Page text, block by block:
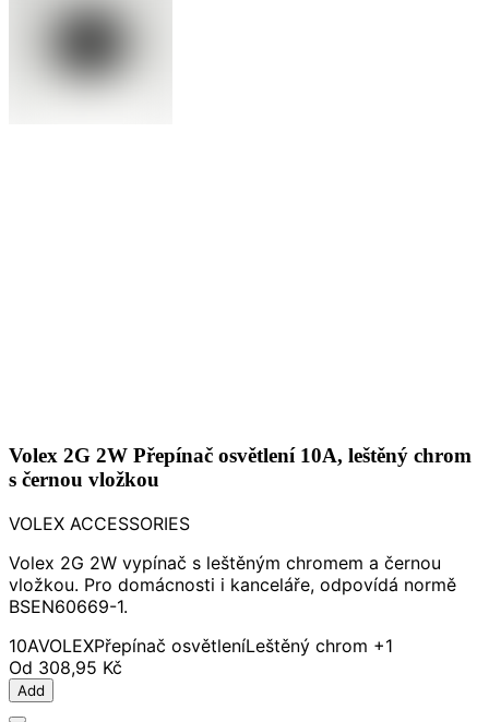
Volex 2G 2W Přepínač osvětlení 10A, leštěný chrom
s černou vložkou
VOLEX ACCESSORIES
Volex 2G 2W vypínač s leštěným chromem a černou
vložkou. Pro domácnosti i kanceláře, odpovídá normě
BSEN60669-1.
10AVOLEXPřepínač osvětleníLeštěný chrom +1
Od 308,95 Kč
Add